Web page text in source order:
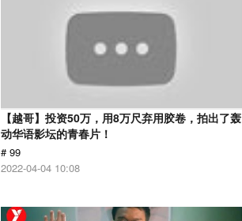
【越哥】投资50万，用8万尺弃用胶卷，拍出了轰
动华语影坛的青春片！
# 99
2022-04-04 10:08